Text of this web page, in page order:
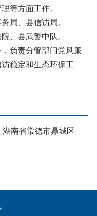
等方面工作。
局、县信访局。
、县武警中队。
负责分管部门党风廉
稳定和生态环保工
南省常德市鼎城区